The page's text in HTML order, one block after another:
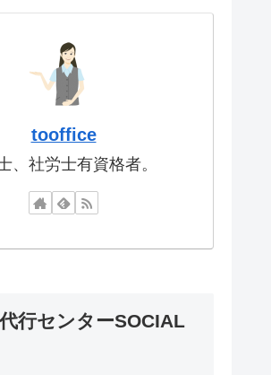
tooffice
、社労士有資格者。
行センターSOCIAL